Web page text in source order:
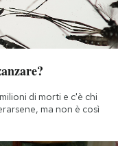
di morti e c'è chi
ma non è così